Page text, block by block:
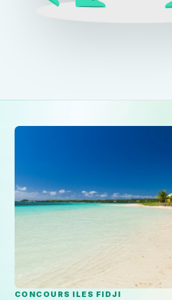
CONCOURS ILES FIDJI